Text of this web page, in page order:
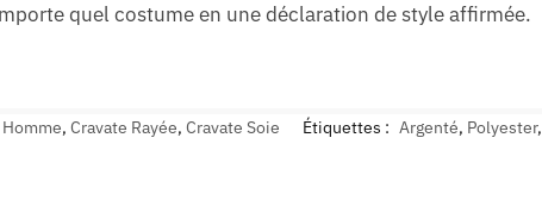
quel costume en une déclaration de style affirmée.
, Cravate Rayée, Cravate Soie Étiquettes : Argenté, Polyester,